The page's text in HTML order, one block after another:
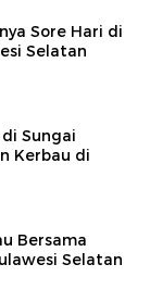
Sore Hari di
Selatan
Sungai
Kerbau di
Bersama
Selatan